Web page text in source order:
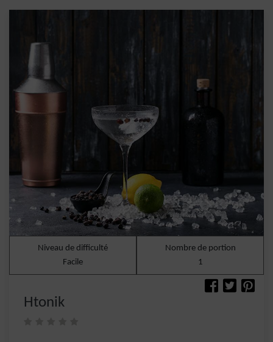
Niveau de difficulté
Facile
Nombre de portion
1
Htonik